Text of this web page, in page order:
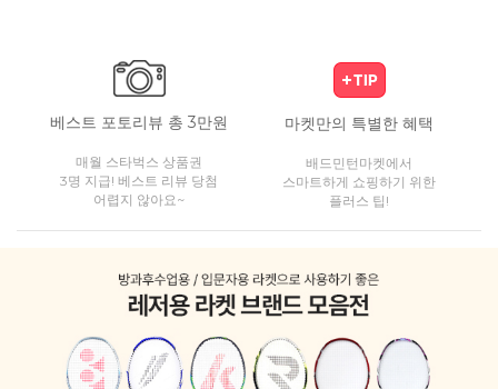
베스트 포토리뷰 총 3만원
매월 스타벅스 상품권
3명 지급! 베스트 리뷰 당첨
어렵지 않아요~
마켓만의 특별한 혜택
배드민턴마켓에서
스마트하게 쇼핑하기 위한
플러스 팁!